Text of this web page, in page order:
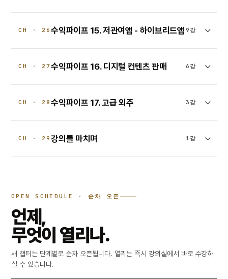
CH · 26수익파이프 15. 저관여앱 - 하이브리드앱 9강
CH · 27수익파이프 16. 디지털 컨텐츠 판매 6강
CH · 28수익파이프 17. 고급 외주 3강
CH · 29강의를 마치며 1강
OPEN SCHEDULE · 순차 오픈
언제,
무엇이 열리나.
새 챕터는 단계별로 순차 오픈됩니다. 열리는 즉시 강의실에서 바로 수강하
실 수 있습니다.